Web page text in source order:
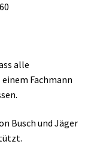
alle
Fachmann
Busch und Jäger